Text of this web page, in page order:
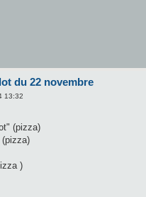
du 22 novembre
13:32
(pizza)
)